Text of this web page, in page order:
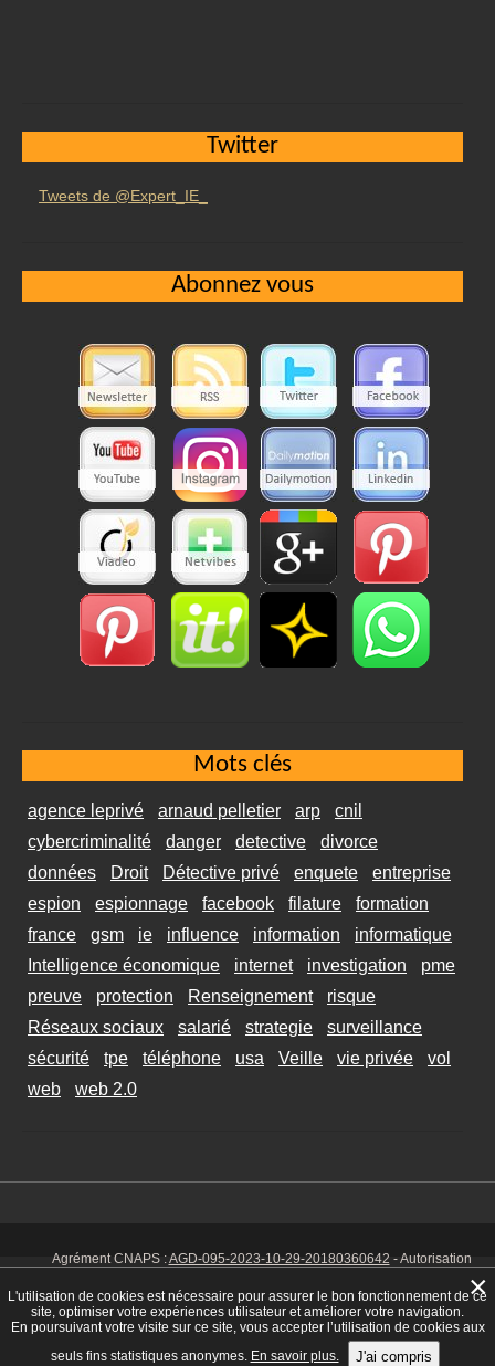
Twitter
Tweets de @Expert_IE_
Abonnez vous
Mots clés
agence leprivé arnaud pelletier arp
cnil
cybercriminalité
danger detective
divorce
données
Droit Détective privé enquete
entreprise
espion
espionnage facebook filature
formation
france
gsm ie influence information
informatique
Intelligence économique
internet investigation
pme
preuve
protection Renseignement
risque
Réseaux sociaux
salarié strategie
surveillance
sécurité
tpe téléphone usa Veille vie privée
vol
web
web 2.0
Agrément CNAPS :AGD-095-2023-10-29-20180360642 - Autorisation
925 00038 - Code NAF 8030 Z -Mentions Légales-CookiesTél. : 06 14
01 75 32
L'utilisation de cookies est nécessaire pour assurer le bon fonctionnement de ce
site, optimiser votre expériences utilisateur et améliorer votre navigation.
En poursuivant votre visite sur ce site, vous accepter l’utilisation de cookies aux
seuls fins statistiques anonymes. En savoir plus. J'ai compris
×